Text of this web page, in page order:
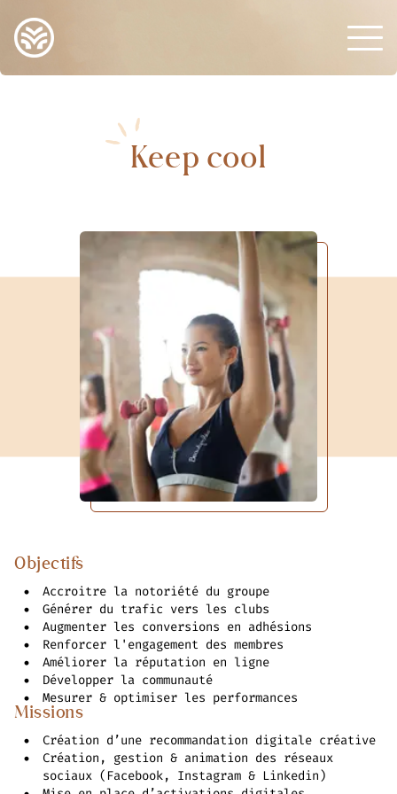
Keep cool
Objectifs
Accroitre la notoriété du groupe
Générer du trafic vers les clubs
Augmenter les conversions en adhésions
Renforcer l'engagement des membres
Améliorer la réputation en ligne
Développer la communauté
Mesurer & optimiser les performances
Missions
Création d’une recommandation digitale créative
Création, gestion & animation des réseaux
sociaux (Facebook, Instagram & Linkedin)